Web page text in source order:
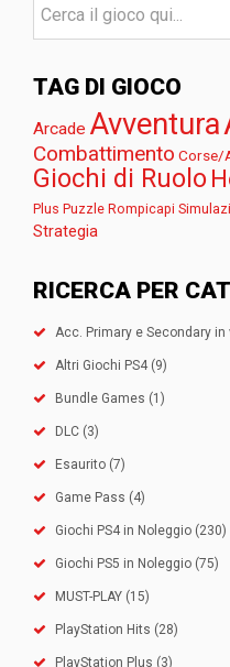
TAG DI GIOCO
Arcade Avventura
Combattimento Corse/
Giochi di Ruolo
Plus Puzzle Rompicapi
Strategia
RICERCA PER
Acc. Primary e Secondary in
Altri Giochi PS4 (9)
Bundle Games (1)
DLC (3)
Esaurito (7)
Game Pass (4)
Giochi PS4 in Noleggio (230)
Giochi PS5 in Noleggio (75)
MUST-PLAY (15)
PlayStation Hits (28)
PlayStation Plus (3)